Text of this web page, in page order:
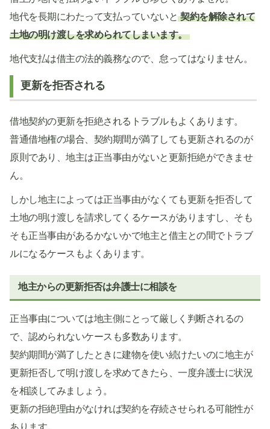
地代を長期にわたって支払っていないと 契約を解除されて
土地の明け渡しを求められてしまいます。
地代支払は借主の法的義務なので、怠ってはなりません。
更新を拒否される
借地契約の更新を拒絶されるトラブルもよくあります。
普通借地権の場合、契約期間が満了しても更新されるのが
原則であり、地主は正当事由がないと更新拒絶ができませ
ん。
しかし地主によっては正当事由がなくても更新を拒否して
土地の明け渡しを請求してくるケースがありますし、そも
そも正当事由があるかないかで地主と借主との間でトラブ
ルになるケースもよくあります。
地主からの更新拒否は弁護士に相談を
正当事由については地主側にとって厳しく判断されるの
で、認められないケースも多数あります。
契約期間が満了したときに建物を使い続けたいのに地主が
更新拒否して明け渡しを求めてきたら、一度弁護士に状況
を相談してみましょう。
更新の拒絶理由がなければ契約を存続させられる可能性が
あります。